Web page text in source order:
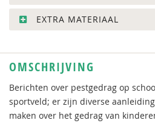
EXTRA MATERIAAL
OMSCHRIJVING
Berichten over pestgedrag op
sportveld; er zijn diverse
maken over het gedrag van